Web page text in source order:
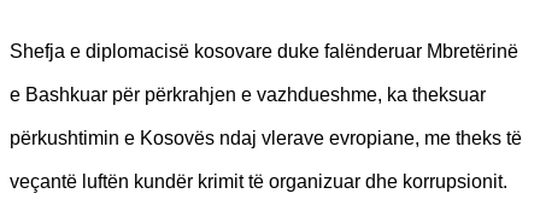
Shefja e diplomacisë kosovare duke falënderuar Mbretërinë
e Bashkuar për përkrahjen e vazhdueshme, ka theksuar
përkushtimin e Kosovës ndaj vlerave evropiane, me theks të
veçantë luftën kundër krimit të organizuar dhe korrupsionit.